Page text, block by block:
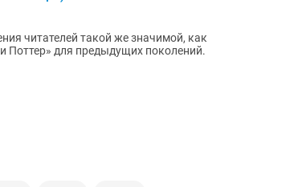
читателей такой же значимой, как
Поттер» для предыдущих поколений.